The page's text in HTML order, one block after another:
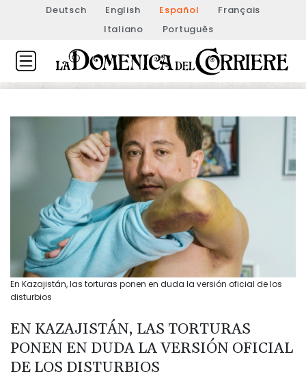
Deutsch English Español
Français
Italiano
Português
En Kazajistán, las torturas ponen en duda la versión oficial de los
disturbios
EN KAZAJISTÁN, LAS TORTURAS
PONEN EN DUDA LA VERSIÓN OFICIAL
DE LOS DISTURBIOS